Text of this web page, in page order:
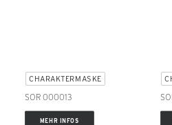
CHARAKTERMASKE
SOR 000013
MEHR INFOS